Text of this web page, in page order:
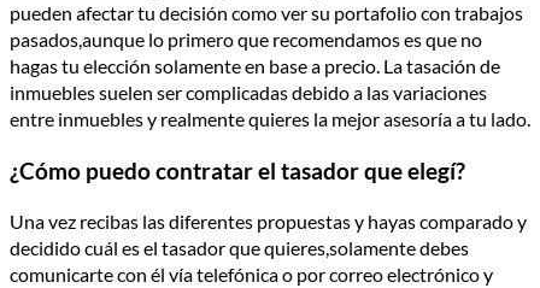
pueden afectar tu decisión como ver su portafolio con trabajos
pasados,aunque lo primero que recomendamos es que no
hagas tu elección solamente en base a precio. La tasación de
inmuebles suelen ser complicadas debido a las variaciones
entre inmuebles y realmente quieres la mejor asesoría a tu lado.
¿Cómo puedo contratar el tasador que elegí?
Una vez recibas las diferentes propuestas y hayas comparado y
decidido cuál es el tasador que quieres,solamente debes
comunicarte con él vía telefónica o por correo electrónico y